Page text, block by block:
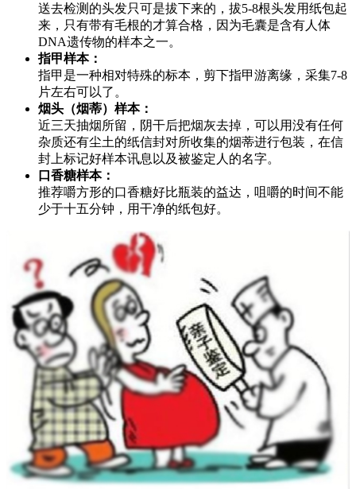
送去检测的头发只可是拔下来的，拔5-8根头发用纸包起
来，只有带有毛根的才算合格，因为毛囊是含有人体
DNA遗传物的样本之一。
指甲样本：
指甲是一种相对特殊的标本，剪下指甲游离缘，采集7-8
片左右可以了。
烟头（烟蒂）样本：
近三天抽烟所留，阴干后把烟灰去掉，可以用没有任何
杂质还有尘土的纸信封对所收集的烟蒂进行包装，在信
封上标记好样本讯息以及被鉴定人的名字。
口香糖样本：
推荐嚼方形的口香糖好比瓶装的益达，咀嚼的时间不能
少于十五分钟，用干净的纸包好。